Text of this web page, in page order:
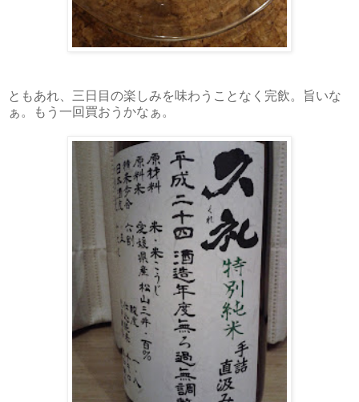
ともあれ、三日目の楽しみを味わうことなく完飲。旨いな
ぁ。もう一回買おうかなぁ。